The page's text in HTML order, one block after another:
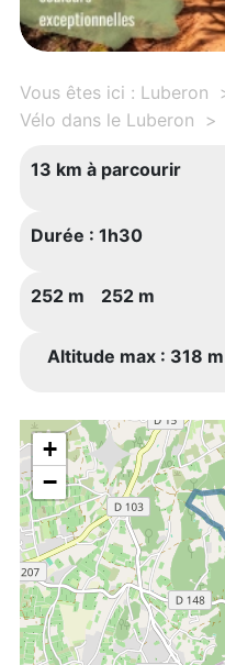
Vous êtes ici : Luberon
Vélo dans le Luberon
13 km à parcourir
Durée : 1h30
252 m 252 m
Altitude max : 318 m
+
−